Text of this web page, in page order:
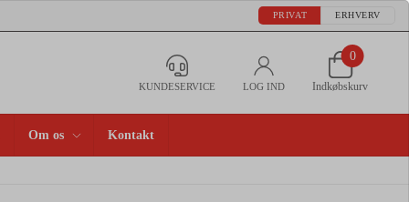
PRIVAT ERHVERV
KUNDESERVICE LOG IND
0
Indkøbskurv
Om os Kontakt